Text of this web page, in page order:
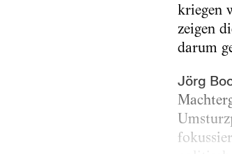
kriegen
zeigen
darum
Jörg